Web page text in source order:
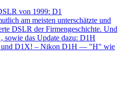
von 1999: D1
am meisten unterschätzte und
DSLR der Firmengeschichte. Und
sowie das Update dazu: D1H
und D1X! – Nikon D1H — "H" wie